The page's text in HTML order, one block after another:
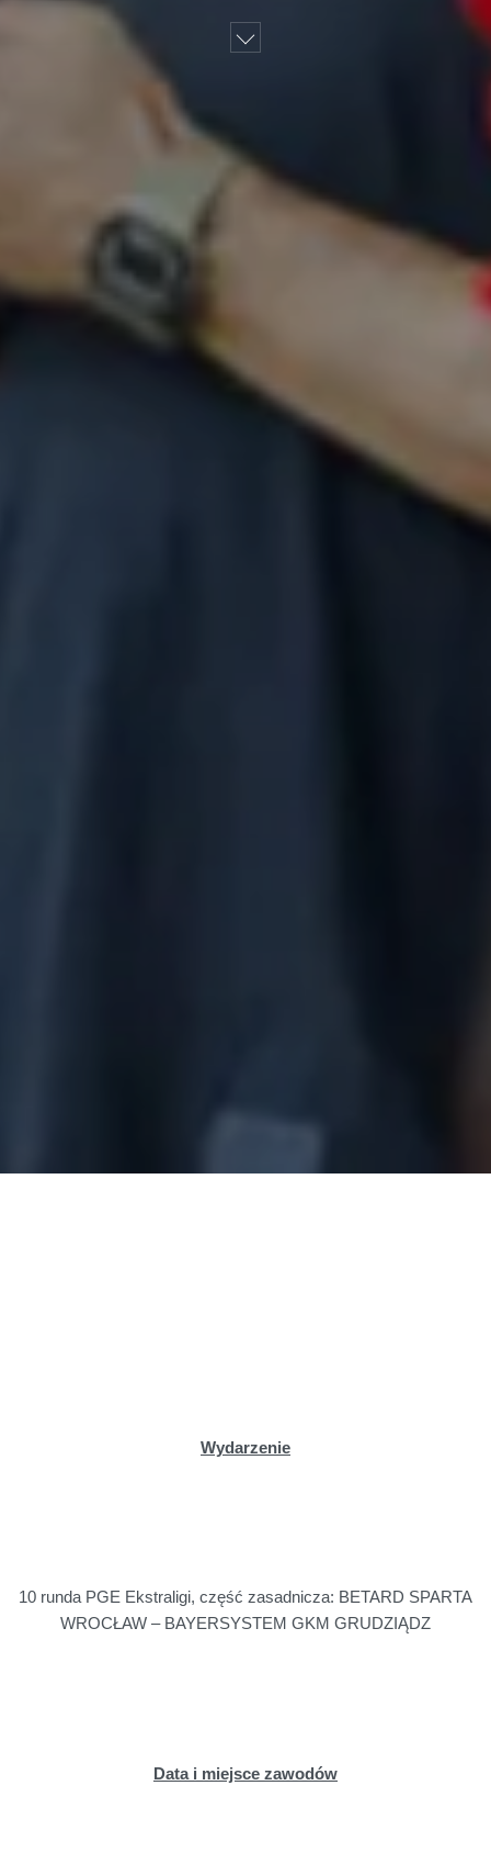
Wydarzenie
10 runda PGE Ekstraligi, część zasadnicza: BETARD SPARTA
WROCŁAW – BAYERSYSTEM GKM GRUDZIĄDZ
Data i miejsce zawodów